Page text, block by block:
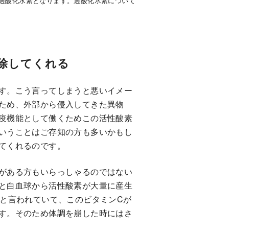
してくれる
。こう言ってしまうと悪いイメー
め、外部から侵入してきた異物
機能として働くためこの活性酸素
うことはご存知の方も多いかもし
れるのです。
ある方もいらっしゃるのではない
白血球から活性酸素が大量に産生
言われていて、このビタミンCが
。そのため体調を崩した時にはさ